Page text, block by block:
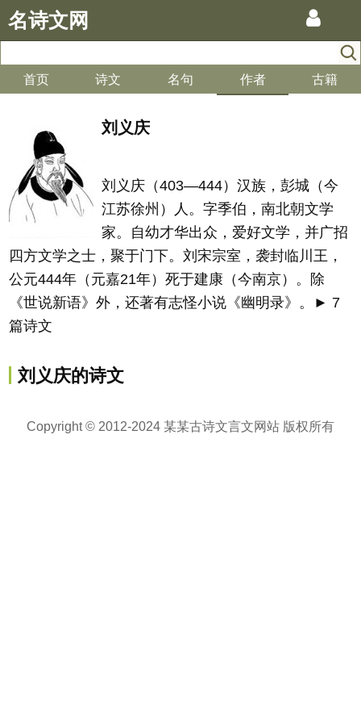
名诗文网
首页 诗文 名句 作者 古籍
刘义庆
刘义庆（403—444）汉族，彭城（今
江苏徐州）人。字季伯，南北朝文学
家。自幼才华出众，爱好文学，并广招
四方文学之士，聚于门下。刘宋宗室，袭封临川王，
公元444年（元嘉21年）死于建康（今南京）。除
《世说新语》外，还著有志怪小说《幽明录》。► 7
篇诗文
刘义庆的诗文
Copyright © 2012-2024 某某古诗文言文网站 版权所有